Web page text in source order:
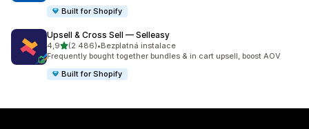
Built for Shopify
Upsell & Cross Sell — Selleasy
4,9z 5 hvězd
(2 486)
Celkový počet recenzí: 2486
•Bezplatná instalace
Frequently bought together bundles & in cart upsell, boost AOV
Built for Shopify